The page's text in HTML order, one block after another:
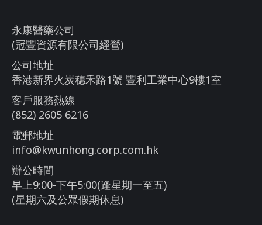
永康醫藥公司
(冠豐資源有限公司經營)
公司地址
香港新界火炭穗禾路1號 豐利工業中心9樓1室
客戶服務熱線
(852) 2605 6216
電郵地址
info@kwunhong.corp.com.hk
辦公時間
早上9:00-下午5:00(逢星期一至五)
(星期六及公眾假期休息)